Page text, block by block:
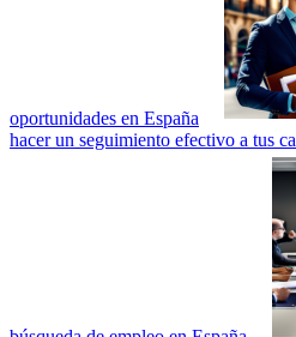
oportunidades en España
hacer un seguimiento efectivo a tus